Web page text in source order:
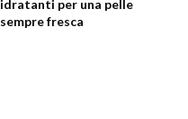
idratanti per una pelle
sempre fresca